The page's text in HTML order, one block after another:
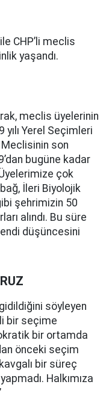
CHP’li meclis
yaşandı.
meclis üyelerinin
yılı Yerel Seçimleri
son
bugüne kadar
çok
İleri Biyolojik
şehrimizin 50
alındı. Bu süre
düşüncesini
söyleyen
bir seçime
bir ortamda
önceki seçim
bir süreç
Halkımıza